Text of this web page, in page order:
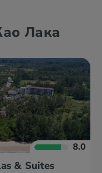
о. Ланта
Лака
8.0
& Suites